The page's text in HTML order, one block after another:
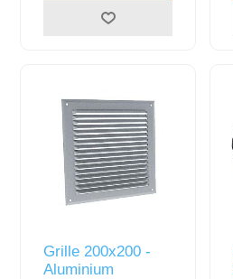
Grille 200x200 -
Aluminium